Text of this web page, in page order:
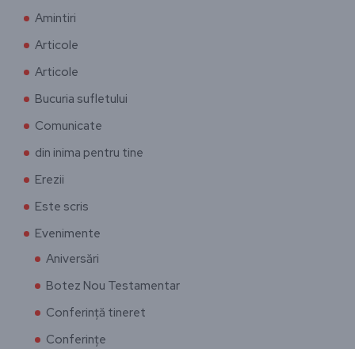
Amintiri
Articole
Articole
Bucuria sufletului
Comunicate
din inima pentru tine
Erezii
Este scris
Evenimente
Aniversări
Botez Nou Testamentar
Conferință tineret
Conferințe